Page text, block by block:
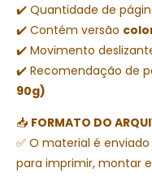
✔️ Quantidade de
✔️ Contém versão
✔️ Movimento
✔️ Recomendação de
90g)
📥 FORMATO DO
✅ O material é
para imprimir, montar